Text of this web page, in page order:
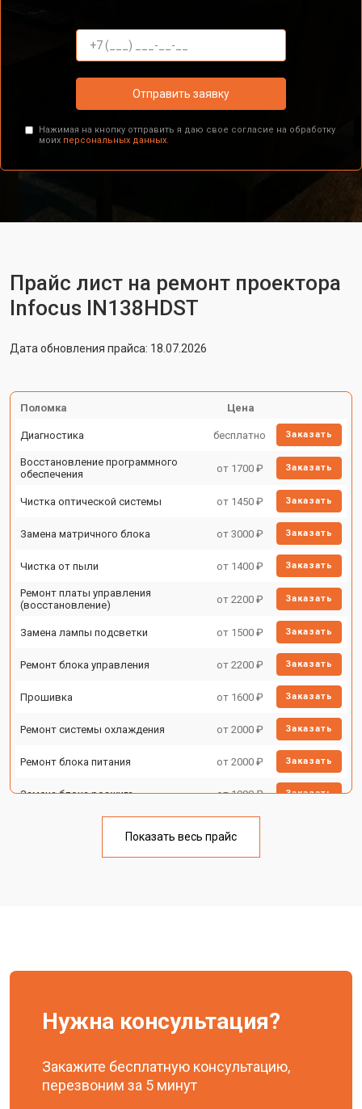
Отправить заявку
Нажимая на кнопку отправить я даю свое согласие на обработку
моих персональных данных.
Прайс лист на ремонт проектора
Infocus IN138HDST
Дата обновления прайса: 18.07.2026
Поломка Цена
Диагностика бесплатно Заказать
Восстановление программного
обеспечения
от 1700 ₽ Заказать
Чистка оптической системы от 1450 ₽ Заказать
Замена матричного блока от 3000 ₽ Заказать
Чистка от пыли от 1400 ₽ Заказать
Ремонт платы управления
(восстановление)
от 2200 ₽ Заказать
Замена лампы подсветки от 1500 ₽ Заказать
Ремонт блока управления от 2200 ₽ Заказать
Прошивка от 1600 ₽ Заказать
Ремонт системы охлаждения от 2000 ₽ Заказать
Ремонт блока питания от 2000 ₽ Заказать
Замена блока розжига от 1900 ₽ Заказать
Показать весь прайс
Нужна консультация?
Закажите бесплатную консультацию,
перезвоним за 5 минут